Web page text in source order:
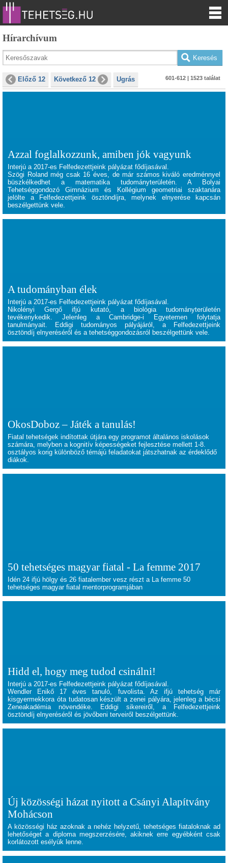
Hírarchívum
Előző 12 Következő 12 Ugrás 601-612 | 1523 találat
Azzal foglalkozzunk, amiben jók vagyunk
Interjú a 2017-es Felfedezettjeink pályázat fődíjasával.
Szögi Rolandmég csak 16 éves, de már számos kiváló eredménnyel
büszkélkedhet a matematika tudományterületén. A Bolyai
Tehetséggondozó Gimnázium és Kollégium geometriai szaktanára
jelölte a Felfedezettjeink ösztöndíjra, melynek elnyerése kapcsán
beszélgettünk vele.
A tudományban élek
Interjú a 2017-es Felfedezettjeink pályázat fődíjasával.
Nikolényi Gergő ifjú kutató, a biológia tudományterületén
tevékenykedik. Jelenleg a Cambridge-i Egyetemen folytatja
tanulmányait. Eddigi tudományos pályájáról, a Felfedezettjeink
ösztöndíj elnyeréséről és a tehetséggondozásról beszélgettünk vele.
OkosDoboz – Játék a tanulás!
Fiatal tehetségek indítottak útjára egy programot általános iskolások
számára, melyben a kognitív képességeket fejlesztése mellett 1-8.
osztályos korig különböző témájú feladatokat játszhatnak az érdeklődő
diákok.
50 tehetséges magyar fiatal - La femme 2017
Idén 24 ifjú hölgy és 26 fiatalember vesz részt a La femme 50
tehetséges magyar fiatal mentorprogramjában
Hidd el, hogy meg tudod csinálni!
Interjú a 2017-es Felfedezettjeink pályázat fődíjasával.
Wendler Enikő 17 éves tanuló, fuvolista. Az ifjú tehetség már
kisgyermekkora óta tudatosan készült a zenei pályára, jelenleg a bécsi
Zeneakadémia növendéke. Eddigi sikereiről, a Felfedezettjeink
ösztöndíj elnyeréséről és jövőbeni terveiről beszélgettünk.
Új közösségi házat nyitott a Csányi Alapítvány
Mohácson
A közösségi ház azoknak a nehéz helyzetű, tehetséges fiataloknak ad
lehetőséget a diploma megszerzésére, akiknek erre egyébként csak
korlátozott esélyük lenne.